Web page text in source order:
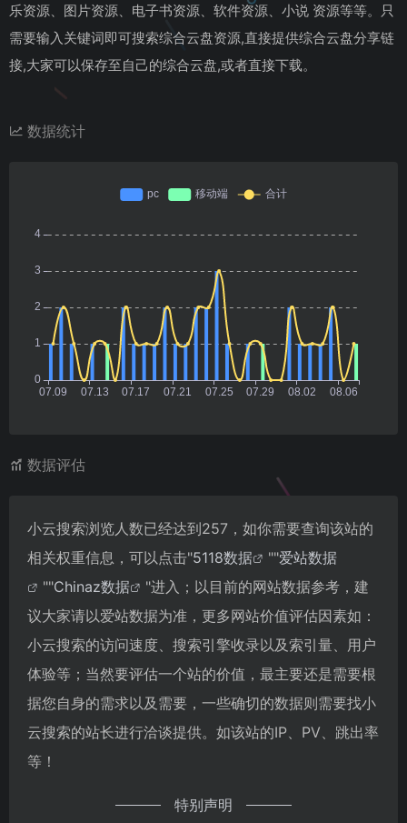
乐资源、图片资源、电子书资源、软件资源、小说 资源等等。只
需要输入关键词即可搜索综合云盘资源,直接提供综合云盘分享链
接,大家可以保存至自己的综合云盘,或者直接下载。
数据统计
数据评估
小云搜索浏览人数已经达到257，如你需要查询该站的
相关权重信息，可以点击"5118数据 ""爱站数据
""Chinaz数据
"进入；以目前的网站数据参考，建
议大家请以爱站数据为准，更多网站价值评估因素如：
小云搜索的访问速度、搜索引擎收录以及索引量、用户
体验等；当然要评估一个站的价值，最主要还是需要根
据您自身的需求以及需要，一些确切的数据则需要找小
云搜索的站长进行洽谈提供。如该站的IP、PV、跳出率
等！
特别声明